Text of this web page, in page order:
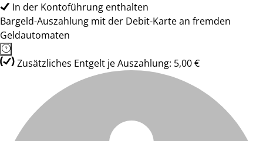
In der Kontoführung enthalten
Bargeld-Auszahlung mit der Debit-Karte an fremden
Geldautomaten
Zusätzliches Entgelt je Auszahlung: 5,00 €